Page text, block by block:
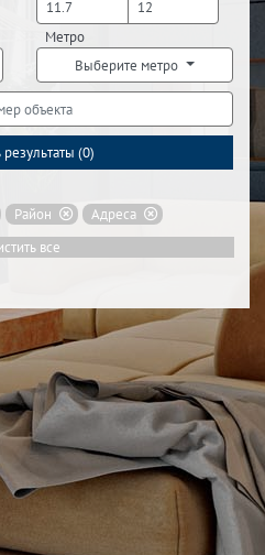
Метро
Выберите метро
результаты (0)
Район
Адреса
все